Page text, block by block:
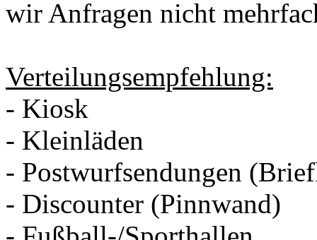
wir Anfragen nicht
Verteilungsempfehlung:
- Kiosk
- Kleinläden
- Postwurfsendungen
- Discounter (Pinnwand)